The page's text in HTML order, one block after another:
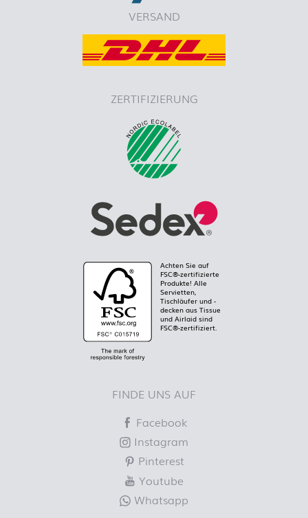
VERSAND
ZERTIFIZIERUNG
Achten Sie auf
FSC®-zertifizierte
Produkte! Alle
Servietten,
Tischläufer und -
decken aus Tissue
und Airlaid sind
FSC®-zertifiziert.
FINDE UNS AUF
Facebook
Instagram
Pinterest
Youtube
Whatsapp